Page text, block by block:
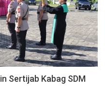
Sertijab Kabag SDM